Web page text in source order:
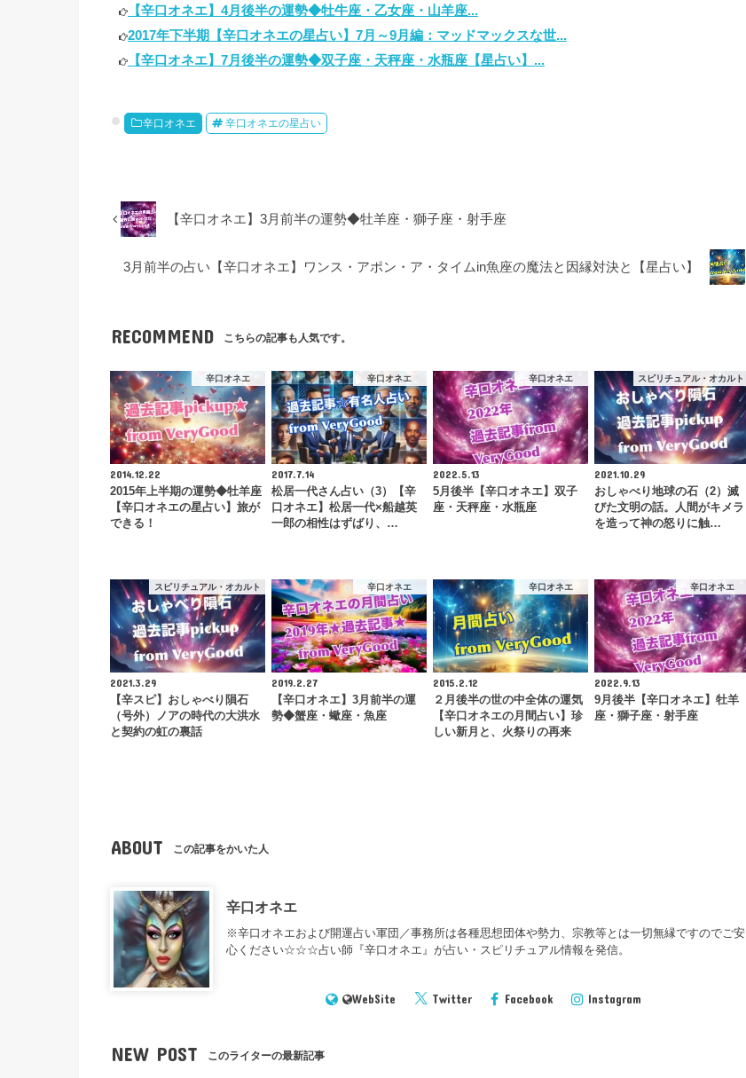
【辛口オネエ】4月後半の運勢◆牡牛座・乙女座・山羊座...
2017年下半期【辛口オネエの星占い】7月～9月編：マッドマックスな世...
【辛口オネエ】7月後半の運勢◆双子座・天秤座・水瓶座【星占い】...
辛口オネエ 辛口オネエの星占い
【辛口オネエ】3月前半の運勢◆牡羊座・獅子座・射手座
3月前半の占い【辛口オネエ】ワンス・アポン・ア・タイムin魚座の魔法と因縁対決と【星占い】
RECOMMEND こちらの記事も人気です。
辛口オネエ
2014.12.22
2015年上半期の運勢◆牡羊座
【辛口オネエの星占い】旅が
できる！
辛口オネエ
2017.7.14
松居一代さん占い（3）【辛
口オネエ】松居一代×船越英
一郎の相性はずばり、…
辛口オネエ
2022.5.13
5月後半【辛口オネエ】双子
座・天秤座・水瓶座
スピリチュアル・オカルト
2021.10.29
おしゃべり地球の石（2）滅
びた文明の話。人間がキメラ
を造って神の怒りに触…
スピリチュアル・オカルト
2021.3.29
【辛スピ】おしゃべり隕石
（号外）ノアの時代の大洪水
と契約の虹の裏話
辛口オネエ
2019.2.27
【辛口オネエ】3月前半の運
勢◆蟹座・蠍座・魚座
辛口オネエ
2015.2.12
２月後半の世の中全体の運気
【辛口オネエの月間占い】珍
しい新月と、火祭りの再来
辛口オネエ
2022.9.13
9月後半【辛口オネエ】牡羊
座・獅子座・射手座
ABOUT この記事をかいた人
辛口オネエ
※辛口オネエおよび開運占い軍団／事務所は各種思想団体や勢力、宗教等とは一切無縁ですのでご安
心ください☆☆☆占い師『辛口オネエ』が占い・スピリチュアル情報を発信。
WebSite Twitter Facebook Instagram
NEW POST このライターの最新記事